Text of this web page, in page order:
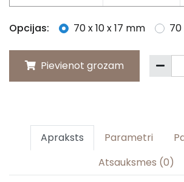
Opcijas: 70 x 10 x 17 mm 70
Pievienot grozam
Apraksts Parametri
Atsauksmes (0)